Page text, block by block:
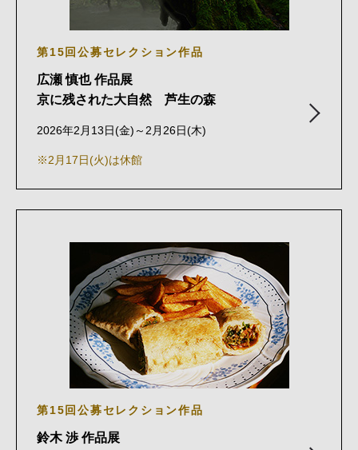
第15回公募セレクション作品
広瀬 慎也 作品展
京に残された大自然 芦生の森
2026年2月13日(金)～2月26日(木)
※2月17日(火)は休館
第15回公募セレクション作品
鈴木 渉 作品展